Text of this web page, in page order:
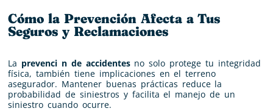
Cómo la Prevención Afecta a Tus
Seguros y Reclamaciones
La prevenci n de accidentesno solo protege tu integridad
física, también tiene implicaciones en el terreno
asegurador. Mantener buenas prácticas reduce la
probabilidad de siniestros y facilita el manejo de un
siniestro cuando ocurre.